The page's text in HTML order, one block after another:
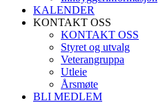
KALENDER
KONTAKT OSS
KONTAKT OSS
Styret og utvalg
Veterangruppa
Utleie
Årsmøte
BLI MEDLEM